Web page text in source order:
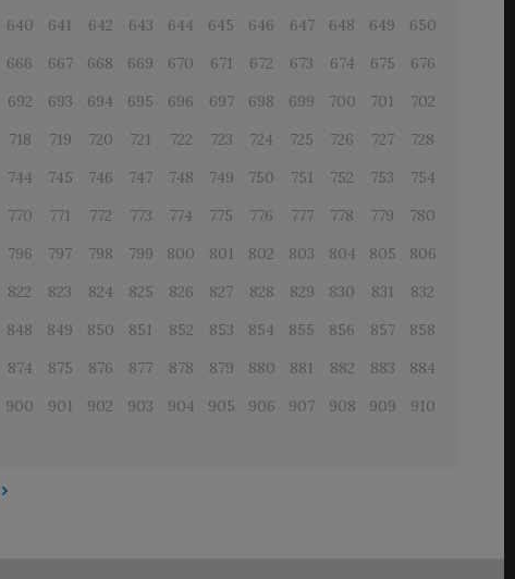
640 641 642 643 644 645 646 647 648 649
650
666 667 668 669 670 671 672 673 674 675
676
692 693 694 695 696 697 698 699 700 701
702
718 719 720 721 722 723 724 725 726 727
728
744 745 746 747 748 749 750 751 752 753
754
770 771 772 773 774 775 776 777 778 779
780
796 797 798 799 800 801 802 803 804 805
806
822 823 824 825 826 827 828 829 830 831
832
848 849 850 851 852 853 854 855 856 857
858
874 875 876 877 878 879 880 881 882 883
884
900 901 902 903 904 905 906 907 908 909
910